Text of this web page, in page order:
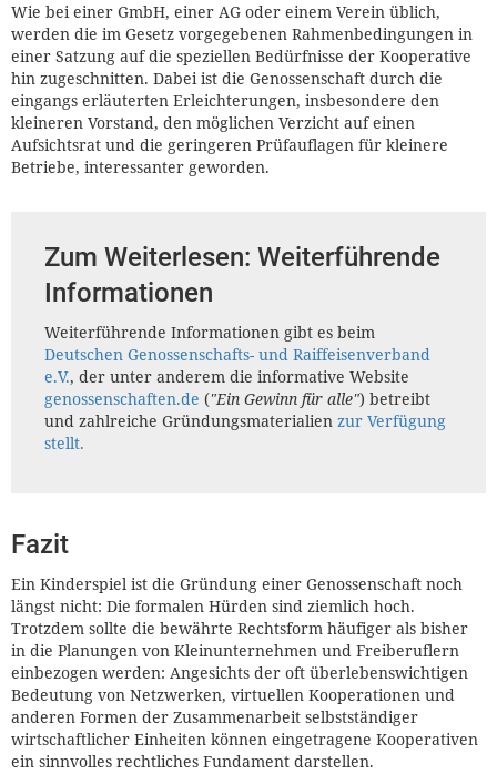
Wie bei einer GmbH, einer AG oder einem Verein üblich,
werden die im Gesetz vorgegebenen Rahmenbedingungen in
einer Satzung auf die speziellen Bedürfnisse der Kooperative
hin zugeschnitten. Dabei ist die Genossenschaft durch die
eingangs erläuterten Erleichterungen, insbesondere den
kleineren Vorstand, den möglichen Verzicht auf einen
Aufsichtsrat und die geringeren Prüfauflagen für kleinere
Betriebe, interessanter geworden.
Zum Weiterlesen: Weiterführende
Informationen
Weiterführende Informationen gibt es beim
Deutschen Genossenschafts- und Raiffeisenverband
e.V., der unter anderem die informative Website
genossenschaften.de ("Ein Gewinn für alle") betreibt
und zahlreiche Gründungsmaterialien zur Verfügung
stellt.
Fazit
Ein Kinderspiel ist die Gründung einer Genossenschaft noch
längst nicht: Die formalen Hürden sind ziemlich hoch.
Trotzdem sollte die bewährte Rechtsform häufiger als bisher
in die Planungen von Kleinunternehmen und Freiberuflern
einbezogen werden: Angesichts der oft überlebenswichtigen
Bedeutung von Netzwerken, virtuellen Kooperationen und
anderen Formen der Zusammenarbeit selbstständiger
wirtschaftlicher Einheiten können eingetragene Kooperativen
ein sinnvolles rechtliches Fundament darstellen.